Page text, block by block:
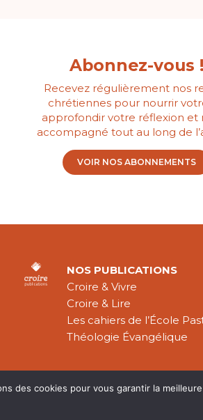
Abonnez-vous !
Recevez régulièrement nos
chrétiennes pour nourrir
approfondir votre réflexion et
accompagné tout au long de
VOIR NOS ABONNEMENTS
NOS PUBLICATIONS
Croire & Vivre
Croire & Lire
Les cahiers de l’École
Théologie Évangélique
Mentions
des cookies pour vous garantir la